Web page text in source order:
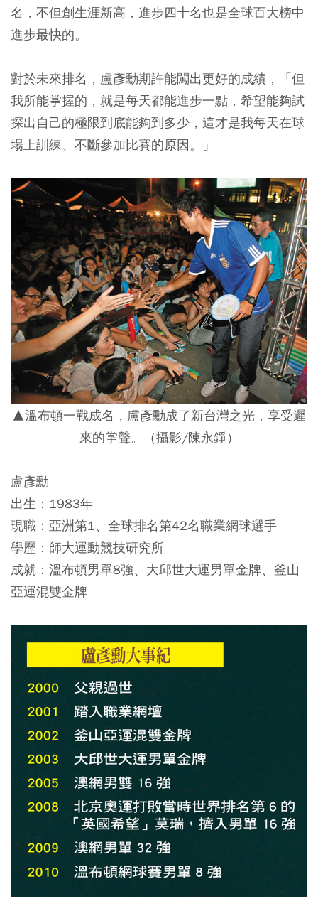
名，不但創生涯新高，進步四十名也是全球百大榜中
進步最快的。
對於未來排名，盧彥勳期許能闖出更好的成績，「但
我所能掌握的，就是每天都能進步一點，希望能夠試
探出自己的極限到底能夠到多少，這才是我每天在球
場上訓練、不斷參加比賽的原因。」
▲溫布頓一戰成名，盧彥勳成了新台灣之光，享受遲
來的掌聲。（攝影/陳永錚）
盧彥勳
出生：1983年
現職：亞洲第1、全球排名第42名職業網球選手
學歷：師大運動競技研究所
成就：溫布頓男單8強、大邱世大運男單金牌、釜山
亞運混雙金牌